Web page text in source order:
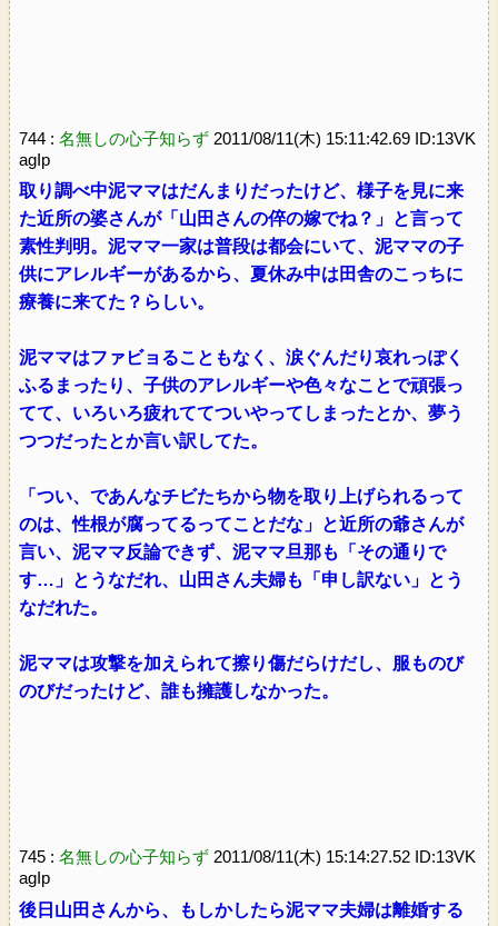
744 : 名無しの心子知らず 2011/08/11(木) 15:11:42.69 ID:13VK
agIp
取り調べ中泥ママはだんまりだったけど、様子を見に来
た近所の婆さんが「山田さんの倅の嫁でね？」と言って
素性判明。泥ママ一家は普段は都会にいて、泥ママの子
供にアレルギーがあるから、夏休み中は田舎のこっちに
療養に来てた？らしい。
泥ママはファビョることもなく、涙ぐんだり哀れっぽく
ふるまったり、子供のアレルギーや色々なことで頑張っ
てて、いろいろ疲れててついやってしまったとか、夢う
つつだったとか言い訳してた。
「つい、であんなチビたちから物を取り上げられるって
のは、性根が腐ってるってことだな」と近所の爺さんが
言い、泥ママ反論できず、泥ママ旦那も「その通りで
す…」とうなだれ、山田さん夫婦も「申し訳ない」とう
なだれた。
泥ママは攻撃を加えられて擦り傷だらけだし、服ものび
のびだったけど、誰も擁護しなかった。
745 : 名無しの心子知らず 2011/08/11(木) 15:14:27.52 ID:13VK
agIp
後日山田さんから、もしかしたら泥ママ夫婦は離婚する